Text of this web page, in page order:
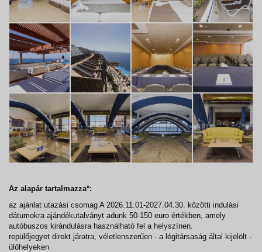
Az alapár tartalmazza*:
az ajánlat utazási csomag A 2026.11.01-2027.04.30. közötti indulási
dátumokra ajándékutalványt adunk 50-150 euro értékben, amely
autóbuszos kirándulásra használható fel a helyszínen.
repülőjegyet direkt járatra, véletlenszerűen - a légitársaság által kijelölt -
ülőhelyeken